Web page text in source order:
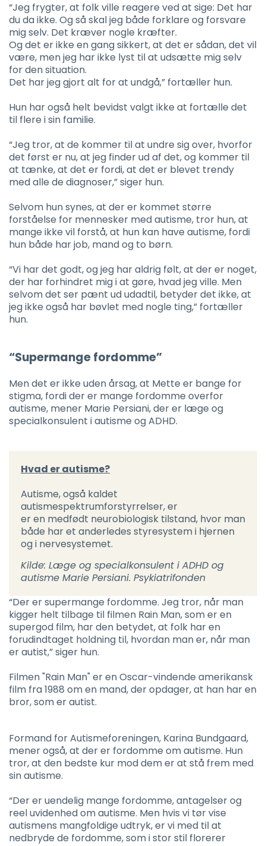
“Jeg frygter, at folk ville reagere ved at sige: Det har
du da ikke. Og så skal jeg både forklare og forsvare
mig selv. Det kræver nogle kræfter.
Og det er ikke en gang sikkert, at det er sådan, det vil
være, men jeg har ikke lyst til at udsætte mig selv
for den situation.
Det har jeg gjort alt for at undgå,” fortæller hun.
Hun har også helt bevidst valgt ikke at fortælle det
til flere i sin familie.
“Jeg tror, at de kommer til at undre sig over, hvorfor
det først er nu, at jeg finder ud af det, og kommer til
at tænke, at det er fordi, at det er blevet trendy
med alle de diagnoser,” siger hun.
Selvom hun synes, at der er kommet større
forståelse for mennesker med autisme, tror hun, at
mange ikke vil forstå, at hun kan have autisme, fordi
hun både har job, mand og to børn.
“Vi har det godt, og jeg har aldrig følt, at der er noget,
der har forhindret mig i at gøre, hvad jeg ville. Men
selvom det ser pænt ud udadtil, betyder det ikke, at
jeg ikke også har bøvlet med nogle ting,” fortæller
hun.
“Supermange fordomme”
Men det er ikke uden årsag, at Mette er bange for
stigma, fordi der er mange fordomme overfor
autisme, mener Marie Persiani, der er læge og
specialkonsulent i autisme og ADHD.
Hvad er autisme?
Autisme, også kaldet
autismespektrumforstyrrelser, er
er en medfødt neurobiologisk tilstand, hvor man
både har et anderledes styresystem i hjernen
og i nervesystemet.
Kilde: Læge og specialkonsulent i ADHD og
autisme Marie Persiani. Psykiatrifonden
“Der er supermange fordomme. Jeg tror, når man
kigger helt tilbage til filmen Rain Man, som er en
supergod film, har den betydet, at folk har en
forudindtaget holdning til, hvordan man er, når man
er autist,” siger hun.
Filmen "Rain Man" er en Oscar-vindende amerikansk
film fra 1988 om en mand, der opdager, at han har en
bror, som er autist.
Formand for Autismeforeningen, Karina Bundgaard,
mener også, at der er fordomme om autisme. Hun
tror, at den bedste kur mod dem er at stå frem med
sin autisme.
“Der er uendelig mange fordomme, antagelser og
reel uvidenhed om autisme. Men hvis vi tør vise
autismens mangfoldige udtryk, er vi med til at
nedbryde de fordomme, som i stor stil florerer